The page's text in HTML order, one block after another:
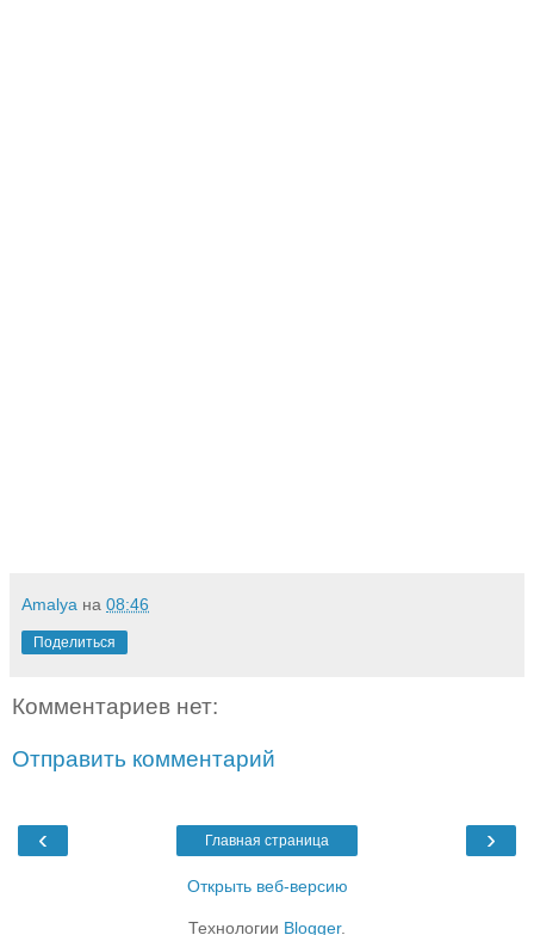
Amalya на 08:46
Поделиться
Комментариев нет:
Отправить комментарий
‹ ›
Главная страница
Открыть веб-версию
Технологии Blogger.